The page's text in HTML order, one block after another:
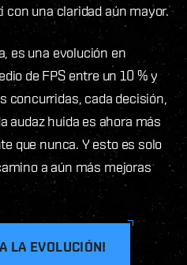
una claridad aún mayor.
es una evolución en
de FPS entre un 10 % y
concurridas, cada decisión,
audaz huida es ahora más
que nunca. Y esto es solo
a aún más mejoras
LA EVOLUCIÓN!